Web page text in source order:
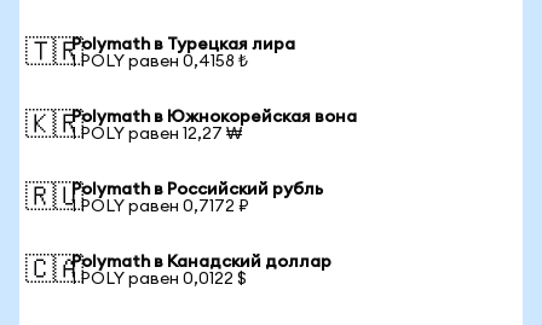
🇹🇷Polymath в Турецкая лира
1 POLY равен 0,4158 ₺
🇰🇷Polymath в Южнокорейская вона
1 POLY равен 12,27 ₩
🇷🇺Polymath в Российский рубль
1 POLY равен 0,7172 ₽
🇨🇦Polymath в Канадский доллар
1 POLY равен 0,0122 $